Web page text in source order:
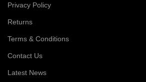
Privacy Policy
Returns
Terms & Conditions
Contact Us
Latest News